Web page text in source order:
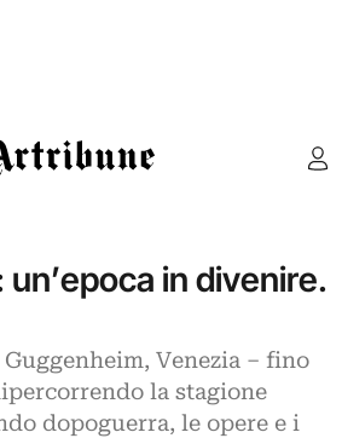
in divenire.
Venezia – fino
la stagione
dopoguerra, le opere e i